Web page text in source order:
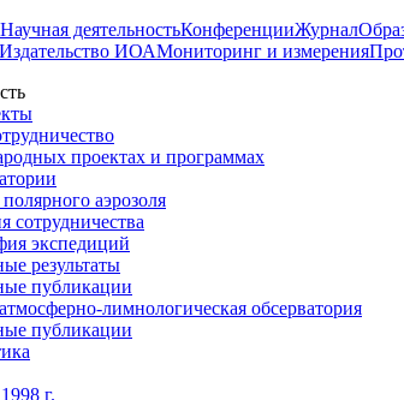
Научная деятельностьКонференцииЖурнал
Издательство ИОАМониторинг и измерения
проектах и программах
аэрозоля
сотрудничества
экспедиций
результаты
публикации
лимнологическая обсерватория
публикации
г.